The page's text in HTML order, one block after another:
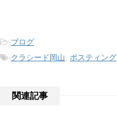
-ブログ
-クラシード岡山 ポスティング
関連記事